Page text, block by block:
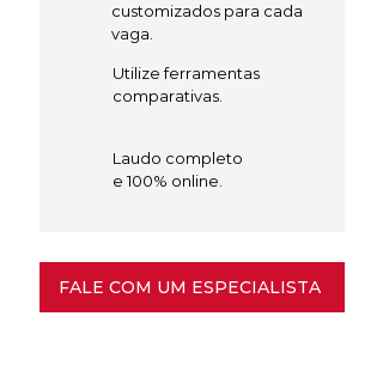
customizados para cada
vaga.
Utilize ferramentas
comparativas.
Laudo completo
e 100% online.
FALE COM UM ESPECIALISTA